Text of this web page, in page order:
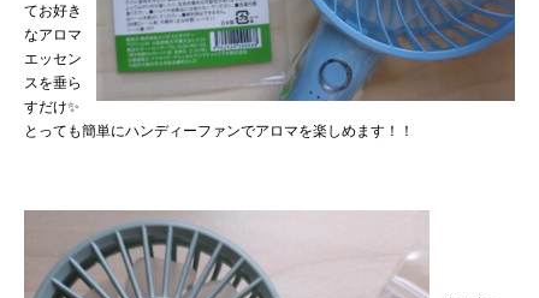
てお好き
なアロマ
エッセン
スを垂ら
すだけ✨
とっても簡単にハンディーファンでアロマを楽しめます！！